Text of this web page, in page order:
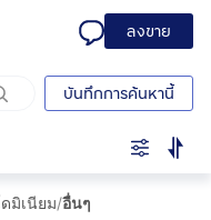
ลงขาย
บันทึกการค้นหานี้
มิเนียม/อื่นๆ